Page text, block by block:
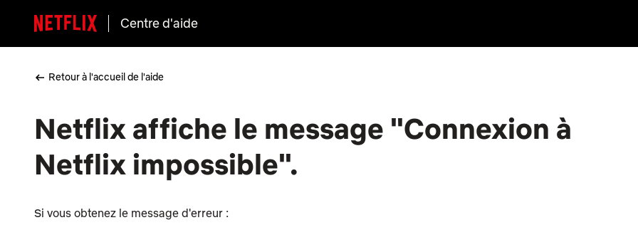
Centre d'aide
Retour à l'accueil de l'aide
Netflix affiche le message "Connexion à
Netflix impossible".
Si vous obtenez le message d'erreur :